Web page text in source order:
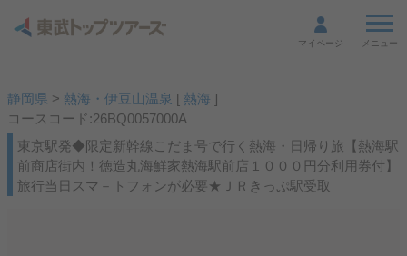
マイページ メニュー
静岡県 > 熱海・伊豆山温泉 [ 熱海 ]
コースコード:26BQ0057000A
東京駅発◆限定新幹線こだま号で行く熱海・日帰り旅【熱海駅
前商店街内！徳造丸海鮮家熱海駅前店１０００円分利用券付】
旅行当日スマ－トフォンが必要★ＪＲきっぷ駅受取